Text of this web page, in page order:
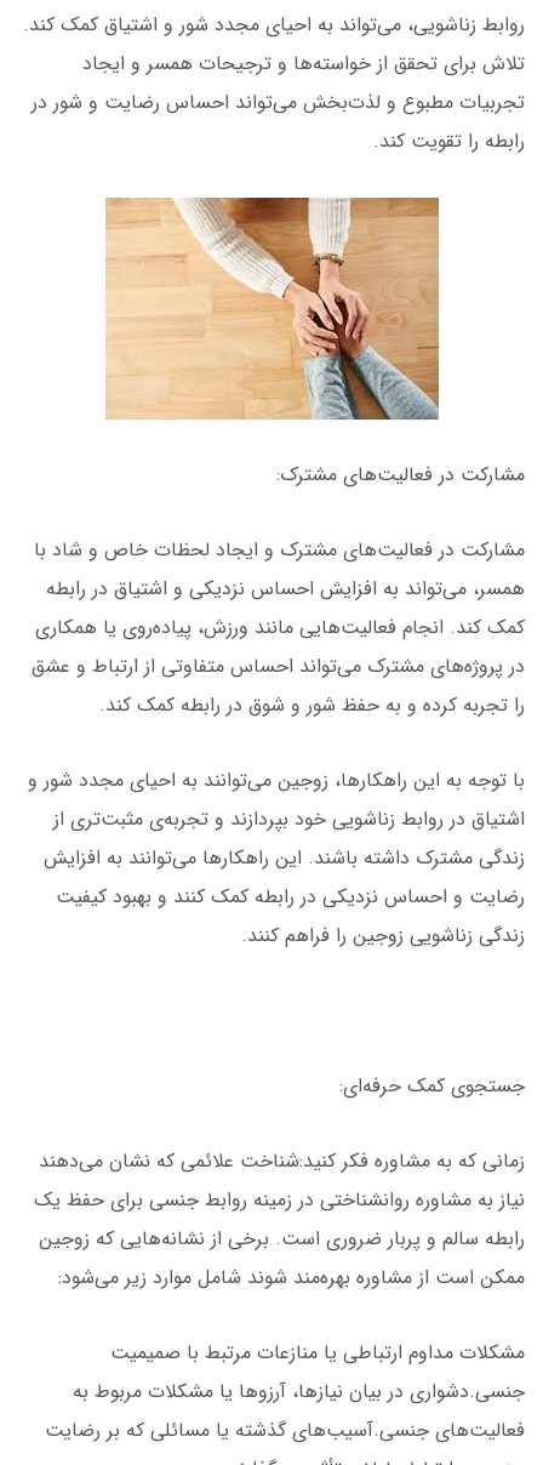
روابط زناشویی، می‌تواند به احیای مجدد شور و اشتیاق کمک کند.
تلاش برای تحقق از خواسته‌ها و ترجیحات همسر و ایجاد
تجربیات مطبوع و لذت‌بخش می‌تواند احساس رضایت و شور در
رابطه را تقویت کند.
مشارکت در فعالیت‌های مشترک:
مشارکت در فعالیت‌های مشترک و ایجاد لحظات خاص و شاد با
همسر، می‌تواند به افزایش احساس نزدیکی و اشتیاق در رابطه
کمک کند. انجام فعالیت‌هایی مانند ورزش، پیاده‌روی‌ یا همکاری
در پروژه‌های مشترک می‌تواند احساس متفاوتی از ارتباط و عشق
را تجربه کرده و به حفظ شور و شوق در رابطه کمک کند.
با توجه به این راهکارها، زوجین می‌توانند به احیای مجدد شور و
اشتیاق در روابط زناشویی خود بپردازند و تجربه‌ی مثبت‌تری از
زندگی مشترک داشته باشند. این راهکارها می‌توانند به افزایش
رضایت و احساس نزدیکی در رابطه کمک کنند و بهبود کیفیت
زندگی زناشویی زوجین را فراهم کنند.
جستجوی کمک حرفه‌ای:
زمانی که به مشاوره فکر کنید:شناخت علائمی که نشان می‌دهند
نیاز به مشاوره روانشناختی در زمینه روابط جنسی برای حفظ یک
رابطه سالم و پربار ضروری است. برخی از نشانه‌هایی که زوجین
ممکن است از مشاوره بهره‌مند شوند شامل موارد زیر می‌شود:
مشکلات مداوم ارتباطی یا منازعات مرتبط با صمیمیت
جنسی.دشواری در بیان نیازها، آرزوها یا مشکلات مربوط به
فعالیت‌های جنسی.آسیب‌های گذشته یا مسائلی که بر رضایت